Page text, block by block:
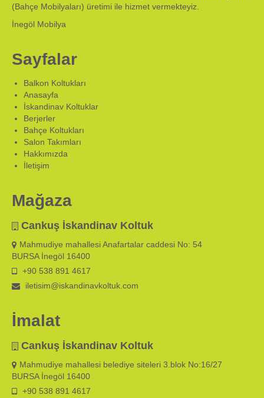
(Bahçe Mobilyaları) üretimi ile hizmet vermekteyiz.
İnegöl Mobilya
Sayfalar
Balkon Koltukları
Anasayfa
İskandinav Koltuklar
Berjerler
Bahçe Koltukları
Salon Takımları
Hakkımızda
İletişim
Mağaza
Cankuş İskandinav Koltuk
Mahmudiye mahallesi Anafartalar caddesi No: 54
BURSA İnegöl 16400
+90 538 891 4617
iletisim@iskandinavkoltuk.com
İmalat
Cankuş İskandinav Koltuk
Mahmudiye mahallesi belediye siteleri 3.blok No:16/27
BURSA İnegöl 16400
+90 538 891 4617